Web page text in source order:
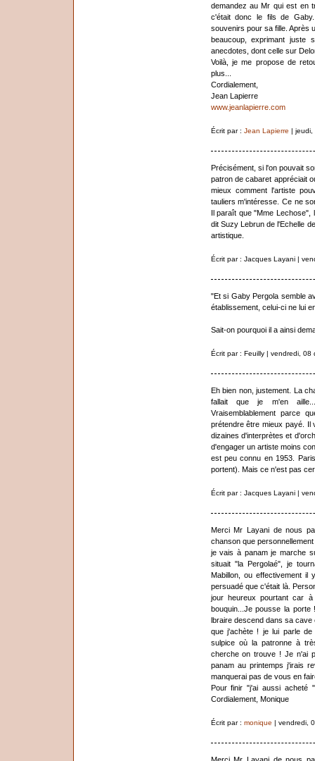
demandez au Mr qui est en
c'était donc le fils de
souvenirs pour sa fille. Après
beaucoup, exprimant
anecdotes, dont celle sur
Voilà, je me propose de
plus...
Cordialement,
Jean Lapierre
www.jeanlapierre.com
Écrit par : Jean Lapierre | jeudi,
Précisément, si l'on pouvait
patron de cabaret appréciait
mieux comment l'artiste
tauliers m'intéresse. Ce ne
Il paraît que "Mme Lechose",
dit Suzy Lebrun de l'Echelle
artistique.
Écrit par : Jacques Layani |
"Et si Gaby Pergola semble
établissement, celui-ci ne lui
Sait-on pourquoi il a ainsi
Écrit par : Feuilly | vendredi, 08
Eh bien non, justement. La
fallait que je m'en
Vraisemblablement parce
prétendre être mieux payé. Il
dizaines d'interprètes et
d'engager un artiste moins
est peu connu en 1953.
portent). Mais ce n'est pas
Écrit par : Jacques Layani |
Merci Mr Layani de nous
chanson que
je vais à panam je marche
situait "la Pergolaé", je
Mabillon, ou effectivement il
persuadé que c'était là.
jour heureux pourtant car
bouquin...Je pousse la
lbraire descend dans sa cave
que j'achète ! je lui parle
sulpice où la patronne à
cherche on trouve ! Je n'ai
panam au printemps j'irais
manquerai pas de vous en
Pour finir "j'ai aussi acheté
Cordialement, Monique
Écrit par : monique | vendredi,